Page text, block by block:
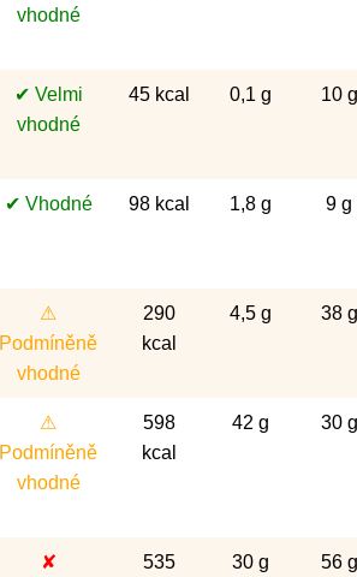
vhodné
✔ Velmi
vhodné
45 kcal 0,1 g 10 g
✔ Vhodné 98 kcal 1,8 g 9 g
⚠
Podmíněně
vhodné
290
kcal
4,5 g 38 g
⚠
Podmíněně
vhodné
598
kcal
42 g 30 g
✘ 535 30 g 56 g